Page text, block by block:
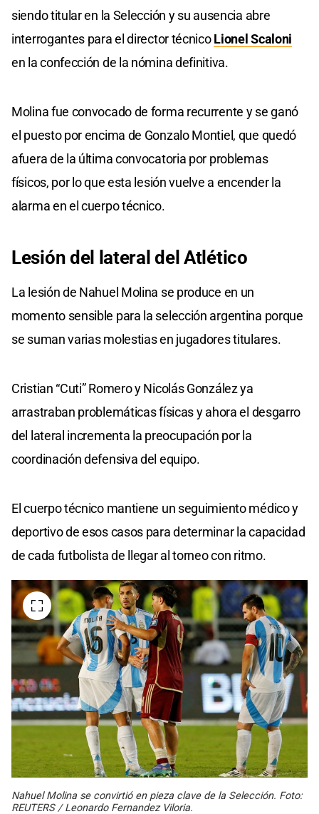
siendo titular en la Selección y su ausencia abre
interrogantes para el director técnicoLionel Scaloni
en la confección de la nómina definitiva.
Molina fue convocado de forma recurrente y se ganó
el puesto por encima de Gonzalo Montiel, que quedó
afuera de la última convocatoria por problemas
físicos, por lo que esta lesión vuelve a encender la
alarma en el cuerpo técnico.
Lesión del lateral del Atlético
La lesión de Nahuel Molina se produce en un
momento sensible para la selección argentina porque
se suman varias molestias en jugadores titulares.
Cristian “Cuti” Romero y Nicolás González ya
arrastraban problemáticas físicas y ahora el desgarro
del lateral incrementa la preocupación por la
coordinación defensiva del equipo.
El cuerpo técnico mantiene un seguimiento médico y
deportivo de esos casos para determinar la capacidad
de cada futbolista de llegar al torneo con ritmo.
Nahuel Molina se convirtió en pieza clave de la Selección. Foto:
REUTERS / Leonardo Fernandez Viloria.